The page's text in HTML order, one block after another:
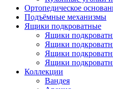
Ортопедическое
Подъёмные механизмы
Ящики подкроватные
Ящики
Ящики
Ящики
Ящики
Коллекции
Вандея